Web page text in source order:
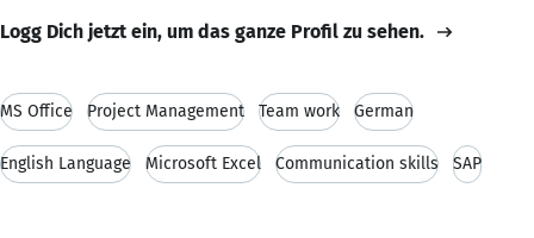
Logg Dich jetzt ein, um das ganze Profil zu sehen.
MS Office Project Management Team work German
English Language Microsoft Excel Communication skills SAP